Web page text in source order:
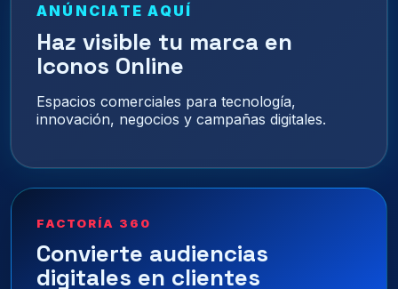
ANÚNCIATE AQUÍ
Haz visible tu marca en
Iconos Online
Espacios comerciales para tecnología,
innovación, negocios y campañas digitales.
FACTORÍA 360
Convierte audiencias
digitales en clientes